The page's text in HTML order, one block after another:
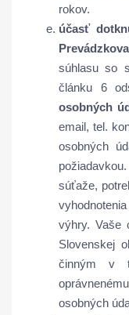
rokov.
účasť
súhlasu so
článku 6
osobných
email, tel.
osobných
súťaže,
výhry. Vaše
Slovenskej
činným v
osobných